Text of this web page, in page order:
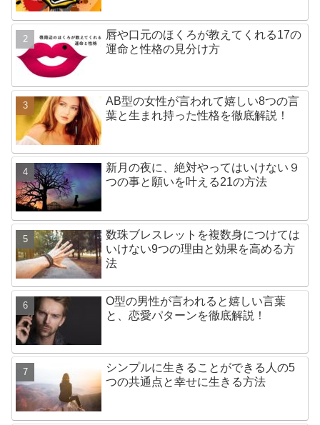
唇や口元のほくろが教えてくれる17の
運命と性格の見分け方
AB型の女性が言われて嬉しい8つの言
葉と生まれ持った性格を徹底解説！
新月の夜に、絶対やってはいけない９
つの事と願いを叶える21の方法
数珠ブレスレットを複数身につけては
いけない9つの理由と効果を高める方
法
O型の男性が言われると嬉しい言葉
と、恋愛パターンを徹底解説！
シンプルに生きることができる人の5
つの共通点と幸せに生きる方法